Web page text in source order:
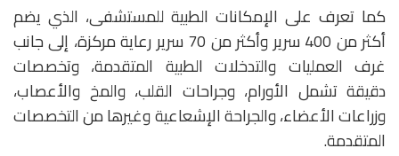
كما تعرف على الإمكانات الطبية للمستشفى، الذي يضم
أكثر من 400 سرير وأكثر من 70 سرير رعاية مركزة، إلى جانب
غرف العمليات والتدخلات الطبية المتقدمة، وتخصصات
دقيقة تشمل الأورام، وجراحات القلب، والمخ والأعصاب،
وزراعات الأعضاء، والجراحة الإشعاعية وغيرها من التخصصات
المتقدمة.